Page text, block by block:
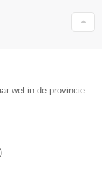
wel in de provincie
)